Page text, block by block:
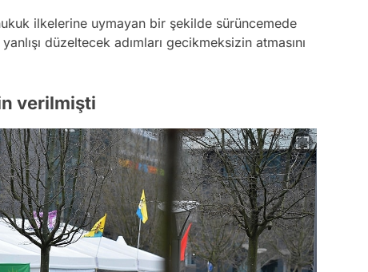
ilkelerine uymayan bir şekilde sürüncemede
düzeltecek adımları gecikmeksizin atmasını
verilmişti